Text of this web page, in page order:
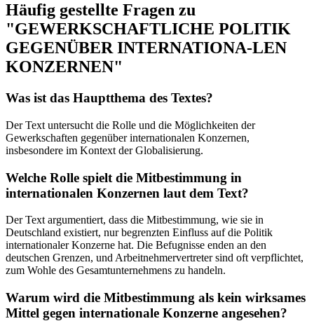
Häufig gestellte Fragen zu
"GEWERKSCHAFTLICHE POLITIK
GEGENÜBER INTERNATIONA-LEN
KONZERNEN"
Was ist das Hauptthema des Textes?
Der Text untersucht die Rolle und die Möglichkeiten der
Gewerkschaften gegenüber internationalen Konzernen,
insbesondere im Kontext der Globalisierung.
Welche Rolle spielt die Mitbestimmung in
internationalen Konzernen laut dem Text?
Der Text argumentiert, dass die Mitbestimmung, wie sie in
Deutschland existiert, nur begrenzten Einfluss auf die Politik
internationaler Konzerne hat. Die Befugnisse enden an den
deutschen Grenzen, und Arbeitnehmervertreter sind oft verpflichtet,
zum Wohle des Gesamtunternehmens zu handeln.
Warum wird die Mitbestimmung als kein wirksames
Mittel gegen internationale Konzerne angesehen?